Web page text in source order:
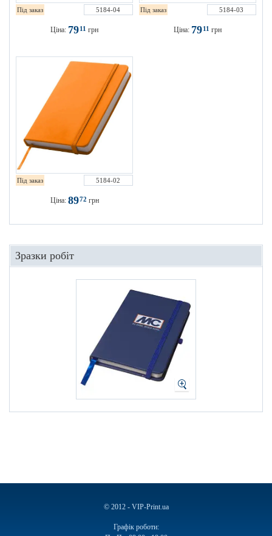
Під заказ 5184-04
Ціна: 7911 грн
Під заказ 5184-03
Ціна: 7911 грн
Під заказ 5184-02
Ціна: 8972 грн
Зразки робіт
© 2012 - VIP-Print.ua
Графік роботи: